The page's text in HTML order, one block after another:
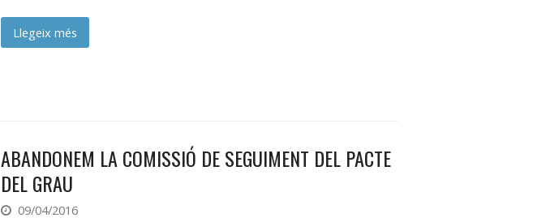
Llegeix més
ABANDONEM LA COMISSIÓ DE SEGUIMENT DEL PACTE
DEL GRAU
09/04/2016